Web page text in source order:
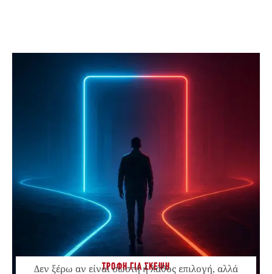
ΤΡΟΦΗ ΓΙΑ ΣΚΕΨΗ
Δεν ξέρω αν είναι σωστή ή λάθος επιλογή, αλλά